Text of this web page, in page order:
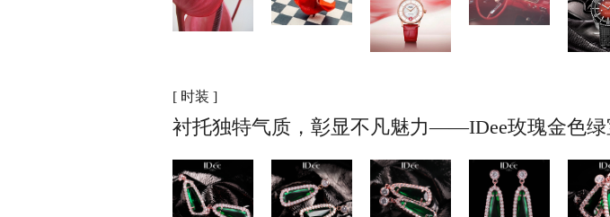
[ 时装 ]
衬托独特气质，彰显不凡魅力——IDee玫瑰金色绿